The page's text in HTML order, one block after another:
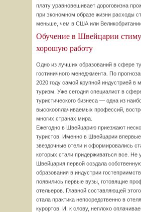
плату уравновешивает дороговизна
при экономном образе жизни расходы
меньше, чем в США или
Обучение в Швейцарии
хорошую работу
Одно из лучших образований в сфере
гостиничного менеджмента. По
2020 году самой крупной индустрией в
туризм. Уже сегодня специалист в
туристического бизнеса — одна из
высокооплачиваемых профессий,
многих странах мира.
Ежегодно в Швейцарию приезжают
туристов. Именно в Швейцарии
звездочные отели и сформировались
которых стали придерживаться все. Не
Швейцария первой создала
образования в индустрии
появились первые вузы, готовящие
отельеров. Главной составляющей
стала практика непосредственно в
курортов. И, к слову, неплохо